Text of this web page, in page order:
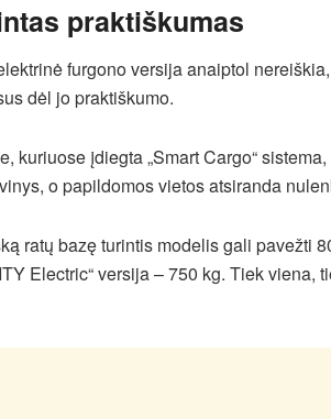
praktiškumas
furgono versija anaiptol
dėl jo praktiškumo.
kuriuose įdiegta „Smart Cargo“
o papildomos vietos atsiranda
ratų bazę turintis modelis gali pavežti
Electric“ versija – 750 kg. Tiek